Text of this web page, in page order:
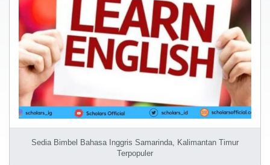
Sedia Bimbel Bahasa Inggris Samarinda, Kalimantan Timur
Terpopuler